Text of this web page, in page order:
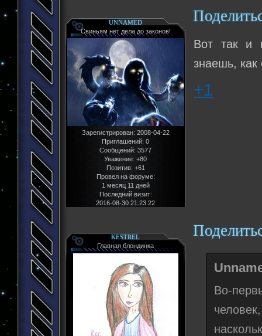
UNNAMED
Свиньям нет дела до законов!
Зарегистрирован: 2008-04-22
Приглашений: 0
Сообщений: 3577
Уважение: +80
Позитив: +61
Провел на форуме:
1 месяц 11 дней
Последний визит:
2016-08-30 21:23:22
Вот так и
знаешь,
+1
KESTREL
Главная блондинка
Во-